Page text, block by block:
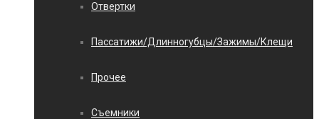
Отвертки
Пассатижи/Длинногубцы/Зажимы/Клещи
Прочее
Съемники